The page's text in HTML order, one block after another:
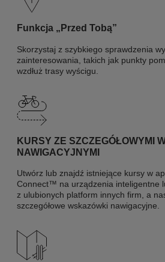
Funkcja „Przed Tobą”
Skorzystaj z szybkiego sprawdzenia
zainteresowania, takich jak punkty
wzdłuż trasy wyścigu.
KURSY ZE SZCZEGÓŁOWYMI
NAWIGACYJNYMI
Utwórz lub znajdź istniejące kursy w
Connect™ na urządzenia inteligentne
z ulubionych platform innych firm, a
szczegółowe wskazówki nawigacyjne.